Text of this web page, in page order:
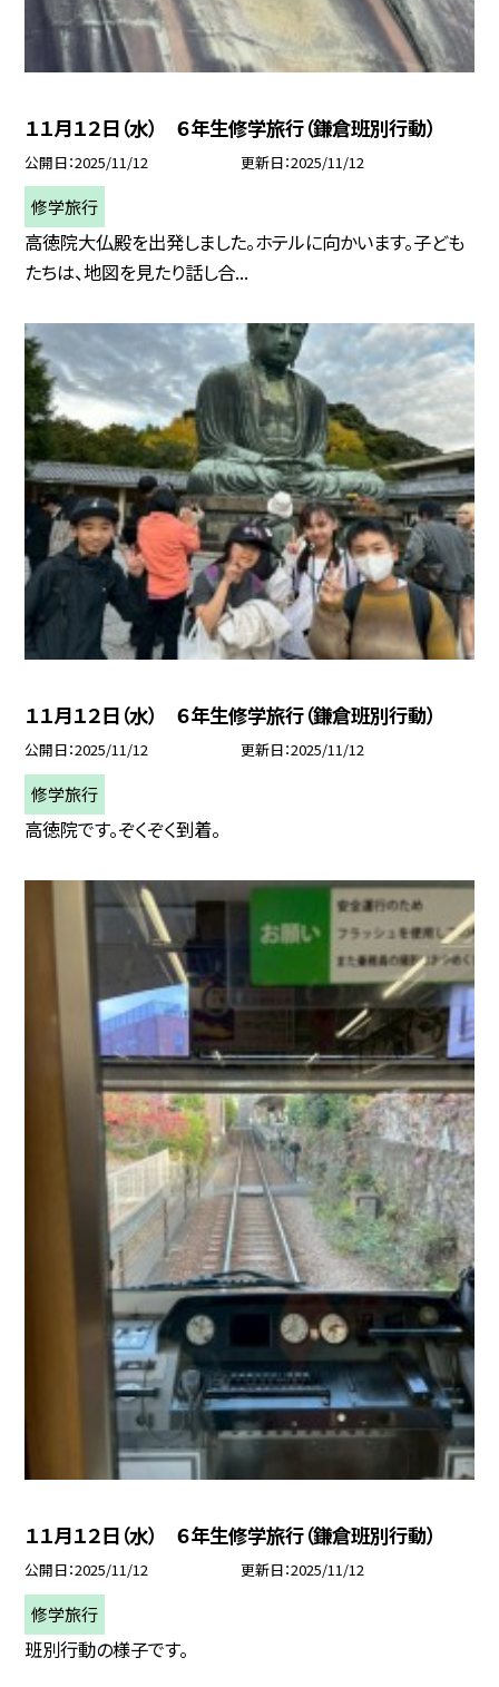
１１月１２日（水） ６年生修学旅行（鎌倉班別行動）
公開日 2025/11/12 更新日 2025/11/12
修学旅行
高徳院大仏殿を出発しました。ホテルに向かいます。子ども
たちは、地図を見たり話し合...
１１月１２日（水） ６年生修学旅行（鎌倉班別行動）
公開日 2025/11/12 更新日 2025/11/12
修学旅行
高徳院です。ぞくぞく到着。
１１月１２日（水） ６年生修学旅行（鎌倉班別行動）
公開日 2025/11/12 更新日 2025/11/12
修学旅行
班別行動の様子です。